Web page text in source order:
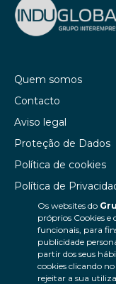
Os websites do
próprios Cookies e
funcionais, para
publicidade
partir dos seus
cookies clicando
rejeitar a sua
Quem somos
Contacto
Aviso legal
Proteção de Dados
Política de cookies
Política de
Canal de denúncias
Colaborações